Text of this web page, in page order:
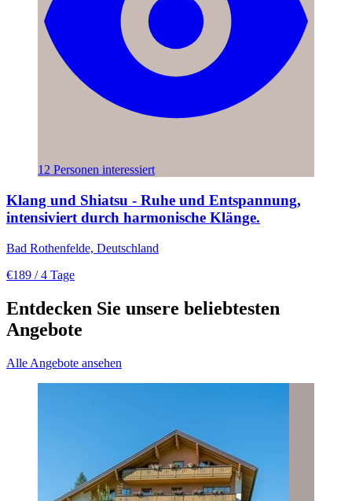
12 Personen interessiert
Klang und Shiatsu - Ruhe und Entspannung,
intensiviert durch harmonische Klänge.
Bad Rothenfelde, Deutschland
€189 / 4 Tage
Entdecken Sie unsere beliebtesten
Angebote
Alle Angebote ansehen